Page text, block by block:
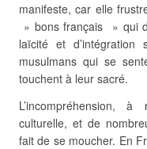
manifeste, car elle
» bons français » qui
laïcité et d’intégration
musulmans qui se
touchent à leur sacré.
L’incompréhension,
culturelle, et de
fait de se moucher. En